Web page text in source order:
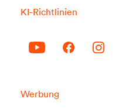
KI-Richtlinien
Werbung